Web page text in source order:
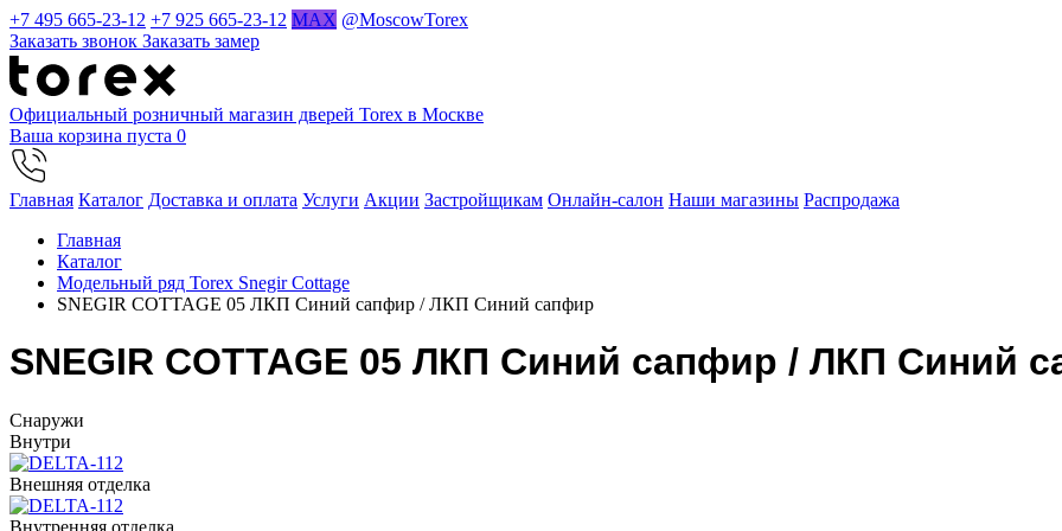
+7 495 665-23-12 +7 925 665-23-12 MAX @MoscowTorex
Заказать звонок Заказать замер
Официальный розничный магазин дверей Torex в Москве
Ваша корзина пуста 0
Главная Каталог Доставка и оплата Услуги Акции Застройщикам Онлайн-салон Наши магазины Распродажа
Главная
Каталог
Модельный ряд Torex Snegir Cottage
SNEGIR COTTAGE 05 ЛКП Синий сапфир / ЛКП Синий сапфир
SNEGIR COTTAGE 05 ЛКП Синий сапфир / ЛКП Синий
Cнаружи
Внутри
Внешняя отделка
Внутренняя отделка